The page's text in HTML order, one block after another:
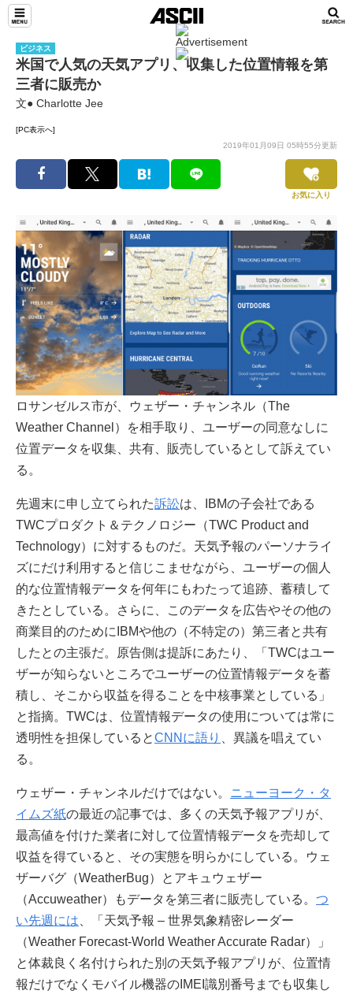
ビジネス
米国で人気の天気アプリ、収集した位置情報を第
三者に販売か
文● Charlotte Jee
[PC表示へ]
2019年01月09日 05時55分更新
お気に入り
ロサンゼルス市が、ウェザー・チャンネル（The
Weather Channel）を相手取り、ユーザーの同意なしに
位置データを収集、共有、販売しているとして訴えてい
る。
先週末に申し立てられた訴訟は、IBMの子会社である
TWCプロダクト＆テクノロジー（TWC Product and
Technology）に対するものだ。天気予報のパーソナライ
ズにだけ利用すると信じこませながら、ユーザーの個人
的な位置情報データを何年にもわたって追跡、蓄積して
きたとしている。さらに、このデータを広告やその他の
商業目的のためにIBMや他の（不特定の）第三者と共有
したとの主張だ。原告側は提訴にあたり、「TWCはユー
ザーが知らないところでユーザーの位置情報データを蓄
積し、そこから収益を得ることを中核事業としている」
と指摘。TWCは、位置情報データの使用については常に
透明性を担保しているとCNNに語り
、異議を唱えてい
る。
ウェザー・チャンネルだけではない。 ニューヨーク・タ
イムズ紙の最近の記事では、多くの天気予報アプリが、
最高値を付けた業者に対して位置情報データを売却して
収益を得ていると、その実態を明らかにしている。ウェ
ザーバグ（WeatherBug）とアキュウェザー
（Accuweather）もデータを第三者に販売している。 つ
い先週には 、「天気予報 – 世界気象精密レーダー
（Weather Forecast-World Weather Accurate Radar）」
と体裁良く名付けられた別の天気予報アプリが、位置情
報だけでなくモバイル機器のIMEI識別番号までも収集し